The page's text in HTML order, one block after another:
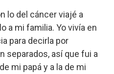
lo del cáncer viajé a
a mi familia. Yo vivía en
para decirla por
separados, así que fui a
mi papá y a la de mi